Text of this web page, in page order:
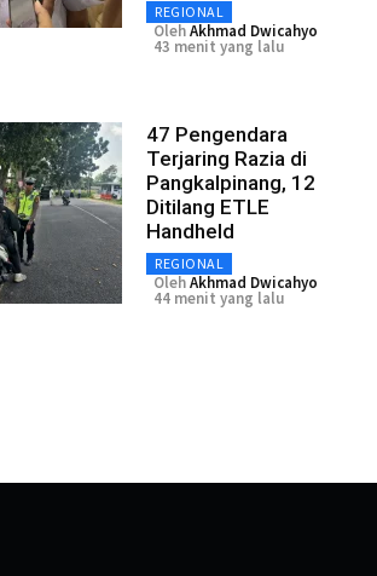
REGIONAL
OlehAkhmad Dwicahyo
43 menit yang lalu
47 Pengendara
Terjaring Razia di
Pangkalpinang, 12
Ditilang ETLE
Handheld
REGIONAL
OlehAkhmad Dwicahyo
44 menit yang lalu